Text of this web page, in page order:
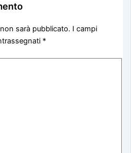
sarà pubblicato. I campi
*